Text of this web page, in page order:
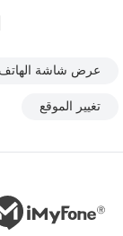
عرض شاشة الهاتف
تغيير الموقع